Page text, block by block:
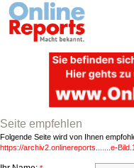
Seite empfehlen
Folgende Seite wird von Ihnen
https://archiv2.onlinereports.......e-